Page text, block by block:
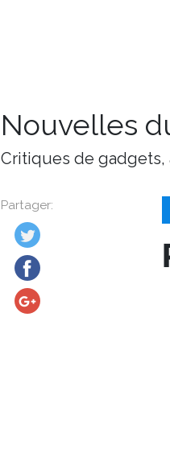
Nouvelles
Critiques de gadgets,
Partager: